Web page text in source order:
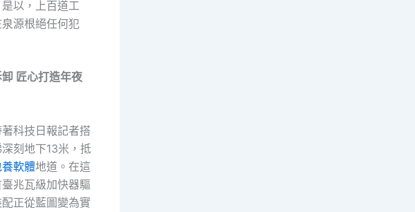
以，上百道工
源根絕任何犯
匠心打造年夜
科技日報記者搭
刻地下13米，抵
軟體地道。在這
兆瓦級加快器驅
正從藍圖變為實